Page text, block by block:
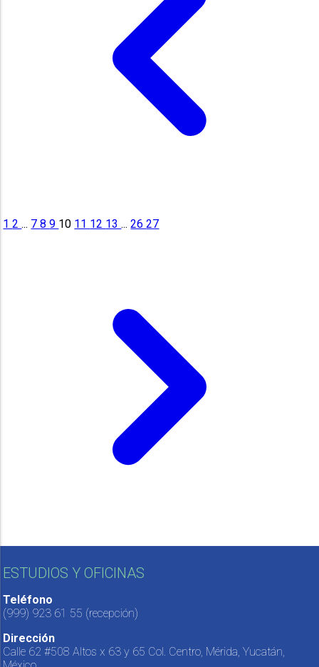
12... 789 10 11 12 13... 2627
ESTUDIOS Y OFICINAS
Teléfono
(999) 923 61 55 (recepción)
Dirección
Calle 62 #508 Altos x 63 y 65 Col. Centro, Mérida, Yucatán,